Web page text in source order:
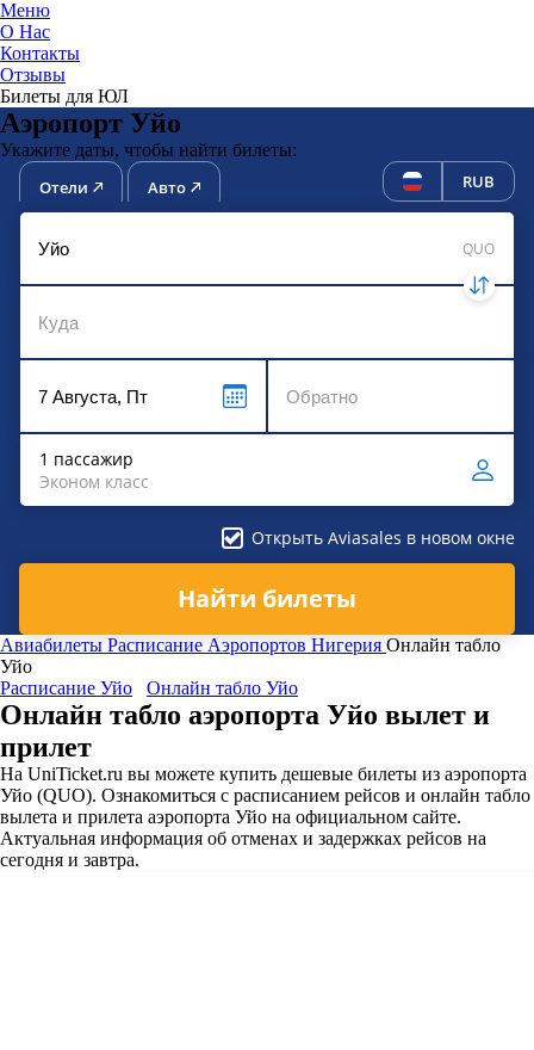
Меню
О Нас
Контакты
Отзывы
Билеты для ЮЛ
Аэропорт Уйо
Укажите даты, чтобы найти билеты:
Отели Авто RUB
QUO
1 пассажир
Эконом класс
Открыть Aviasales в новом окне
Найти билеты
Авиабилеты Расписание Аэропортов Нигерия Онлайн табло
Уйо
Расписание Уйо
Онлайн табло Уйо
Онлайн табло аэропорта Уйо вылет и
прилет
На UniTicket.ru вы можете купить дешевые билеты из аэропорта
Уйо (QUO). Ознакомиться с расписанием рейсов и онлайн табло
вылета и прилета аэропорта Уйо на официальном сайте.
Актуальная информация об отменах и задержках рейсов на
сегодня и завтра.